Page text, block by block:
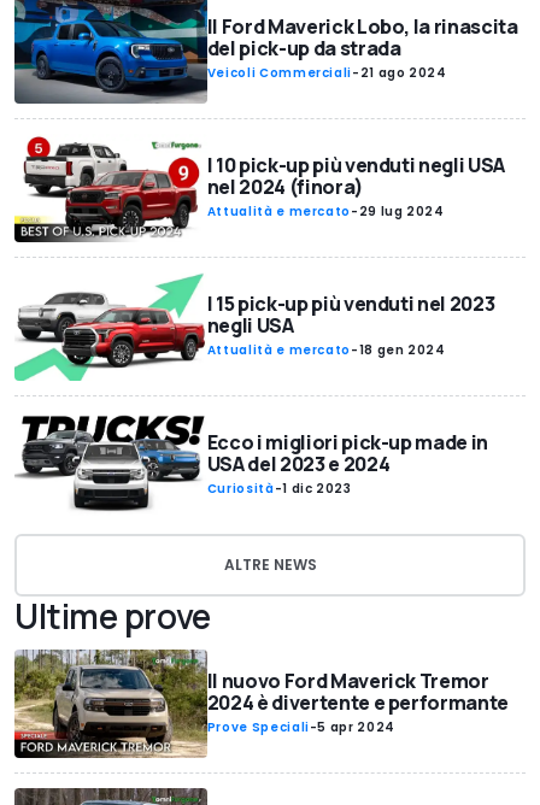
Il Ford Maverick Lobo, la rinascita
del pick-up da strada
Veicoli Commerciali- 21 ago 2024
I 10 pick-up più venduti negli USA
nel 2024 (finora)
Attualità e mercato - 29 lug 2024
I 15 pick-up più venduti nel 2023
negli USA
Attualità e mercato -18 gen 2024
Ecco i migliori pick-up made in
USA del 2023 e 2024
Curiosità-1 dic 2023
ALTRE NEWS
Ultime prove
Il nuovo Ford Maverick Tremor
2024 è divertente e performante
Prove Speciali-5 apr 2024